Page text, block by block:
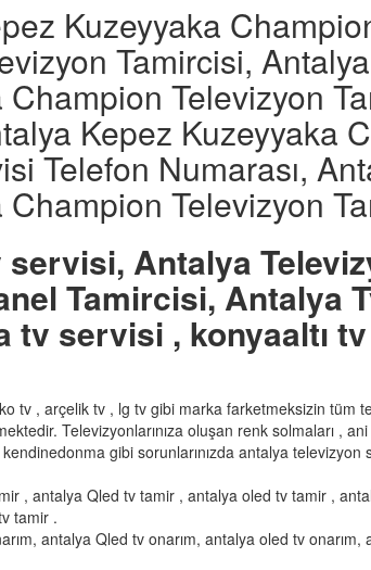
Kuzeyyaka
Tamircisi,
Champion Televizyon
Kepez Kuzeyyaka
Telefon Numarası,
Champion Televizyon
Antalya
Tamircisi, Antalya
tv servisi , konyaaltı
tv , arçelik tv , lg tv gibi marka farketmeksizin tüm
Televizyonlarınıza oluşan renk solmaları ,
gibi sorunlarınızda antalya
, antalya Qled tv tamir , antalya oled tv tamir ,
tamir .
antalya Qled tv onarım, antalya oled tv